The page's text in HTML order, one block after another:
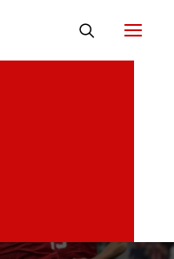
su El-